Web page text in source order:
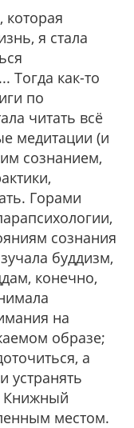
я стала
Тогда как-то
по
читать всё
медитации (и
сознанием,
Горами
сознания
буддизм,
конечно,
на
образе;
а
устранять
Книжный
местом.